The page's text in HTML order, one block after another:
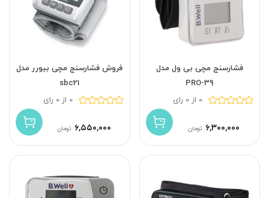
فشارسنج مچی بی ول مدل
PRO-39
0 از 0 رای
۶,۳۰۰,۰۰۰ تومان
فروش فشارسنج مچی بیورر مدل
sbc21
0 از 0 رای
۶,۵۵۰,۰۰۰ تومان